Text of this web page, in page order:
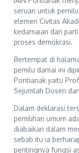
seruan untuk
elemen Civitas
kedamaian dan
proses demokrasi.
Bertempat di
pemilu damai ini
Pontianak yaitu
Sejumlah Dosen
Dalam deklarasi
pemilihan umum
diabaikan dalam
sebab itu ia
pentingnya fungsi